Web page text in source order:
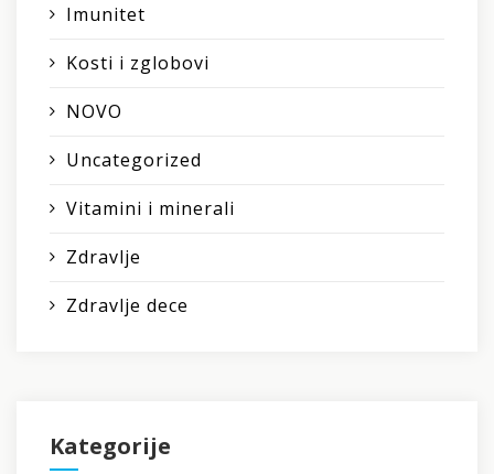
Imunitet
Kosti i zglobovi
NOVO
Uncategorized
Vitamini i minerali
Zdravlje
Zdravlje dece
Kategorije